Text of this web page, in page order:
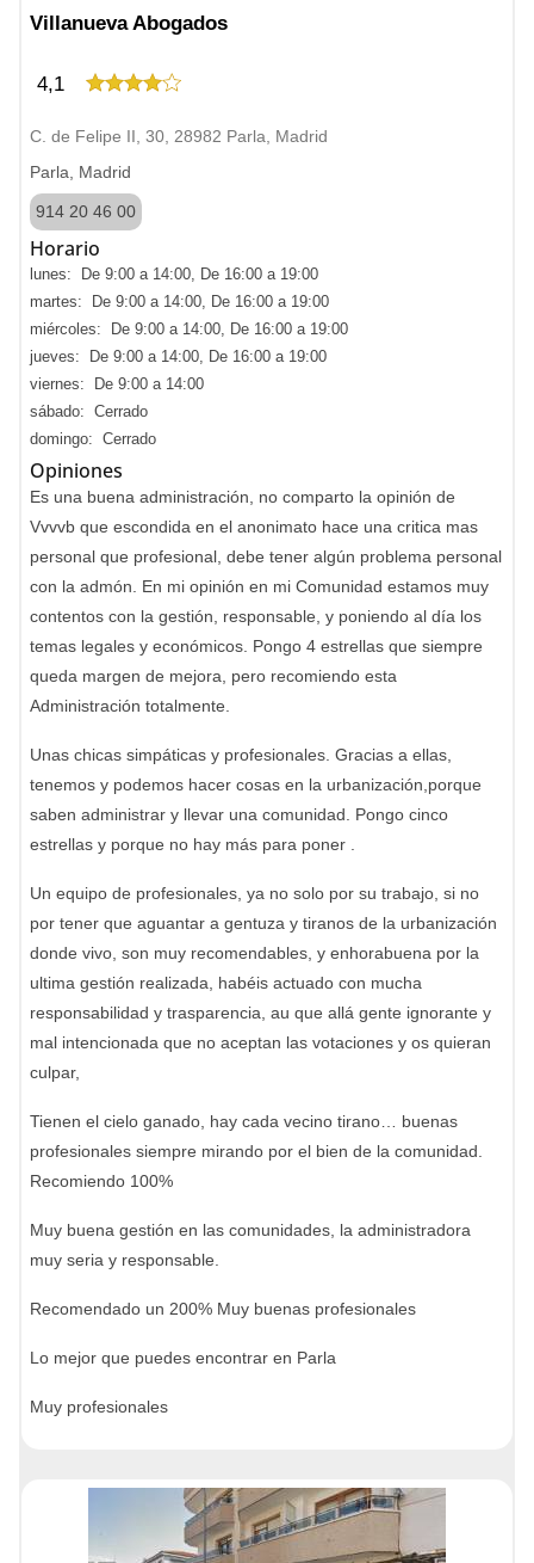
Villanueva Abogados
4,1
C. de Felipe II, 30, 28982 Parla, Madrid
Parla, Madrid
914 20 46 00
Horario
lunes: De 9:00 a 14:00, De 16:00 a 19:00
martes: De 9:00 a 14:00, De 16:00 a 19:00
miércoles: De 9:00 a 14:00, De 16:00 a 19:00
jueves: De 9:00 a 14:00, De 16:00 a 19:00
viernes: De 9:00 a 14:00
sábado: Cerrado
domingo: Cerrado
Opiniones
Es una buena administración, no comparto la opinión de
Vvvvb que escondida en el anonimato hace una critica mas
personal que profesional, debe tener algún problema personal
con la admón. En mi opinión en mi Comunidad estamos muy
contentos con la gestión, responsable, y poniendo al día los
temas legales y económicos. Pongo 4 estrellas que siempre
queda margen de mejora, pero recomiendo esta
Administración totalmente.
Unas chicas simpáticas y profesionales. Gracias a ellas,
tenemos y podemos hacer cosas en la urbanización,porque
saben administrar y llevar una comunidad. Pongo cinco
estrellas y porque no hay más para poner .
Un equipo de profesionales, ya no solo por su trabajo, si no
por tener que aguantar a gentuza y tiranos de la urbanización
donde vivo, son muy recomendables, y enhorabuena por la
ultima gestión realizada, habéis actuado con mucha
responsabilidad y trasparencia, au que allá gente ignorante y
mal intencionada que no aceptan las votaciones y os quieran
culpar,
Tienen el cielo ganado, hay cada vecino tirano… buenas
profesionales siempre mirando por el bien de la comunidad.
Recomiendo 100%
Muy buena gestión en las comunidades, la administradora
muy seria y responsable.
Recomendado un 200% Muy buenas profesionales
Lo mejor que puedes encontrar en Parla
Muy profesionales